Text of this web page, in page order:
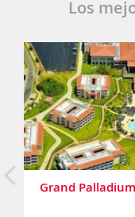
Los
Grand